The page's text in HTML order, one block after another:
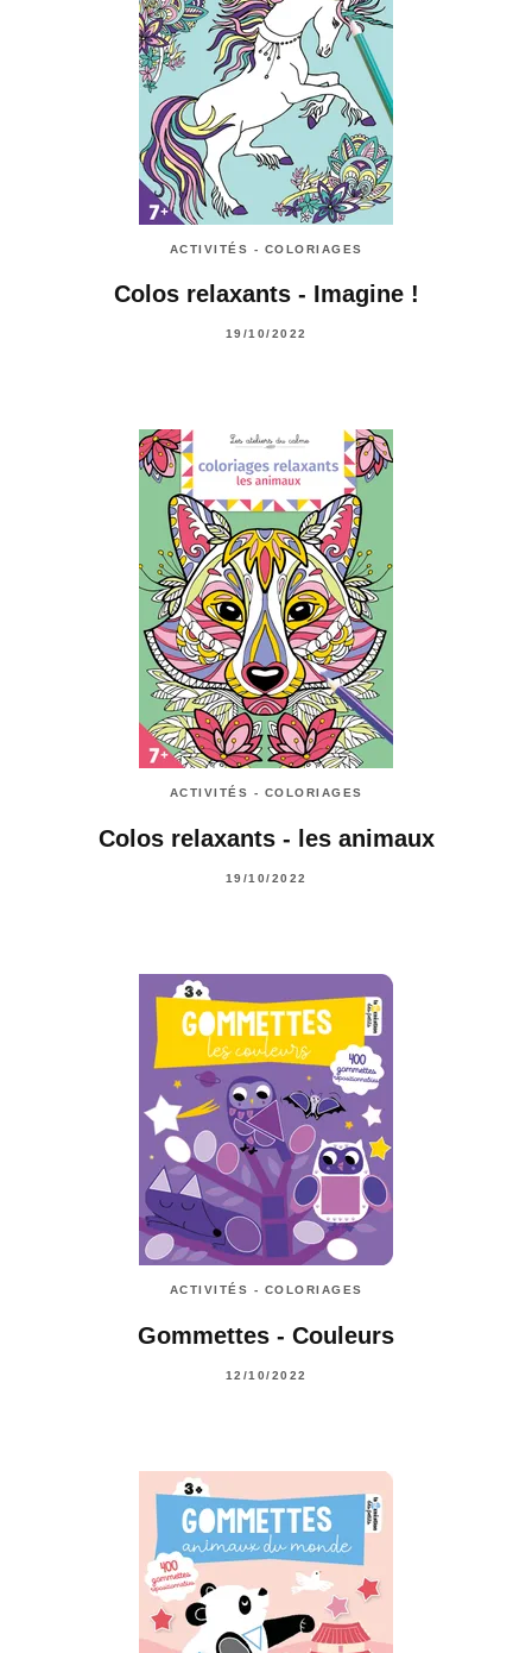
ACTIVITÉS - COLORIAGES
Colos relaxants - Imagine !
19/10/2022
ACTIVITÉS - COLORIAGES
Colos relaxants - les animaux
19/10/2022
ACTIVITÉS - COLORIAGES
Gommettes - Couleurs
12/10/2022